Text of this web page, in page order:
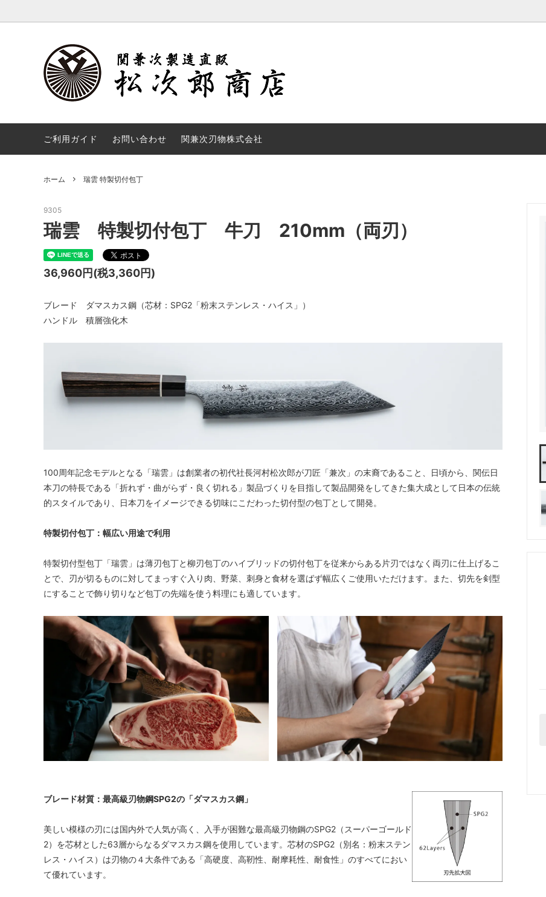
関兼次 プラ柄口金付 切味革命21 excel COLOR Select
ステーキナイフ
ご利用ガイド お問い合わせ 関兼次刃物株式会社
ホーム 瑞雲 特製切付包丁
9305
瑞雲 特製切付包丁 牛刀 210mm（両刃）
36,960円(税3,360円)
ブレード ダマスカス鋼（芯材：SPG2「粉末ステンレス・ハイス」）
ハンドル 積層強化木
100周年記念モデルとなる「瑞雲」は創業者の初代社長河村松次郎が刀匠「兼次」の末裔であること、日頃から、関伝日
本刀の特長である「折れず・曲がらず・良く切れる」製品づくりを目指して製品開発をしてきた集大成として日本の伝統
的スタイルであり、日本刀をイメージできる切味にこだわった切付型の包丁として開発。
特製切付包丁：幅広い用途で利用
特製切付型包丁「瑞雲」は薄刃包丁と柳刃包丁のハイブリッドの切付包丁を従来からある片刃ではなく両刃に仕上げるこ
とで、刃が切るものに対してまっすぐ入り肉、野菜、刺身と食材を選ばず幅広くご使用いただけます。また、切先を剣型
にすることで飾り切りなど包丁の先端を使う料理にも適しています。
ブレード材質：最高級刃物鋼SPG2の「ダマスカス鋼」
美しい模様の刃には国内外で人気が高く、入手が困難な最高級刃物鋼のSPG2（スーパーゴールド
2）を芯材とした63層からなるダマスカス鋼を使用しています。芯材のSPG2（別名：粉末ステン
レス・ハイス）は刃物の４大条件である「高硬度、高靭性、耐摩耗性、耐食性」のすべてにおい
て優れています。